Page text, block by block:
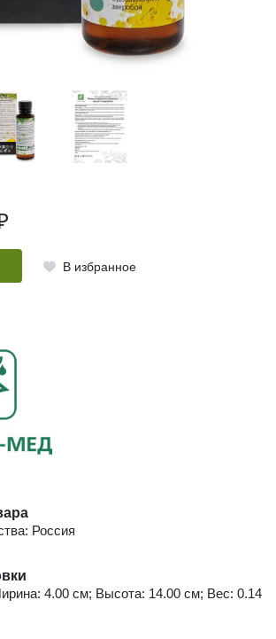
В избранное
Россия
4.00 см; Высота: 14.00 см; Вес: 0.14